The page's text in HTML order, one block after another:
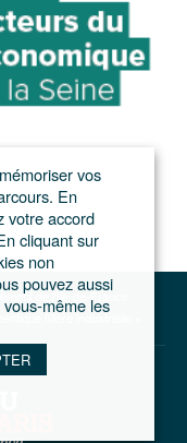
de l'Ile-de-France
filière industrielle »
vos
En
votre accord
cliquant sur
non
pouvez aussi
même les